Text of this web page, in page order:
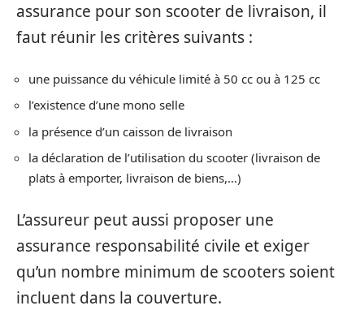
assurance pour son scooter de livraison, il
faut réunir les critères suivants :
une puissance du véhicule limité à 50 cc ou à 125 cc
l’existence d’une mono selle
la présence d’un caisson de livraison
la déclaration de l’utilisation du scooter (livraison de
plats à emporter, livraison de biens,…)
L’assureur peut aussi proposer une
assurance responsabilité civile et exiger
qu’un nombre minimum de scooters soient
incluent dans la couverture.